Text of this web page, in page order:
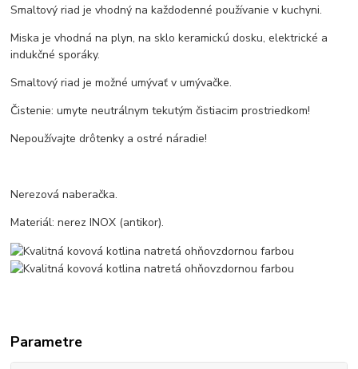
Smaltový riad je vhodný na každodenné používanie v kuchyni.
Miska je vhodná na plyn, na sklo keramickú dosku, elektrické a
indukčné sporáky.
Smaltový riad je možné umývať v umývačke.
Čistenie: umyte neutrálnym tekutým čistiacim prostriedkom!
Nepoužívajte drôtenky a ostré náradie!
Nerezová naberačka.
Materiál: nerez INOX (antikor).
Parametre